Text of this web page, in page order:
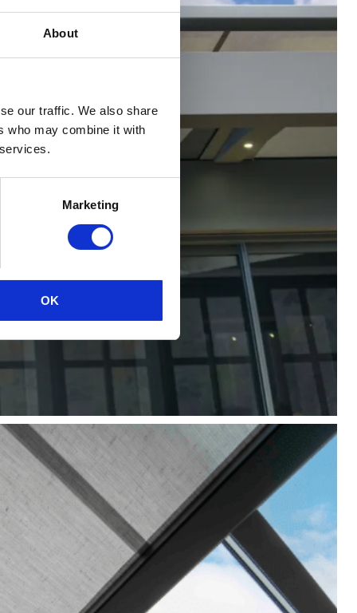
About
our traffic. We also share
who may combine it with
Marketing
OK